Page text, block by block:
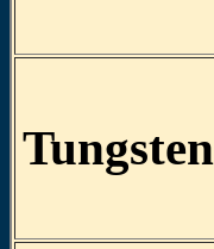
Tungsten